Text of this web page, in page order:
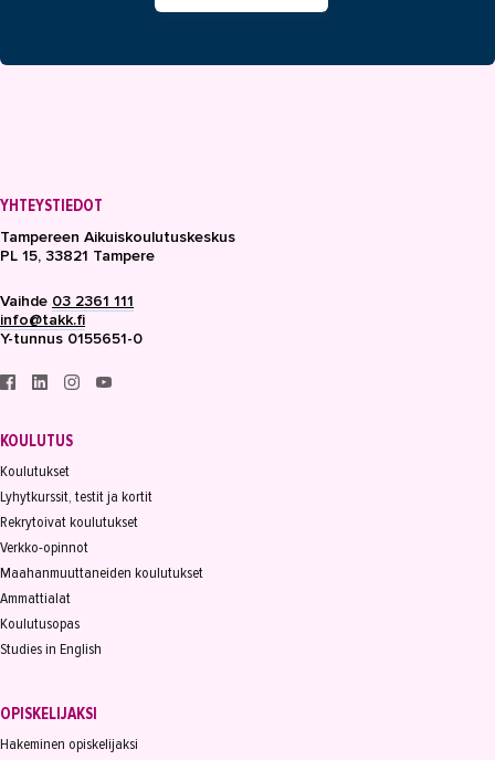
YHTEYSTIEDOT
Tampereen Aikuiskoulutuskeskus
PL 15, 33821 Tampere
Vaihde 03 2361 111
info@takk.fi
Y-tunnus 0155651-0
KOULUTUS
Koulutukset
Lyhytkurssit, testit ja kortit
Rekrytoivat koulutukset
Verkko-opinnot
Maahanmuuttaneiden koulutukset
Ammattialat
Koulutusopas
Studies in English
OPISKELIJAKSI
Hakeminen opiskelijaksi